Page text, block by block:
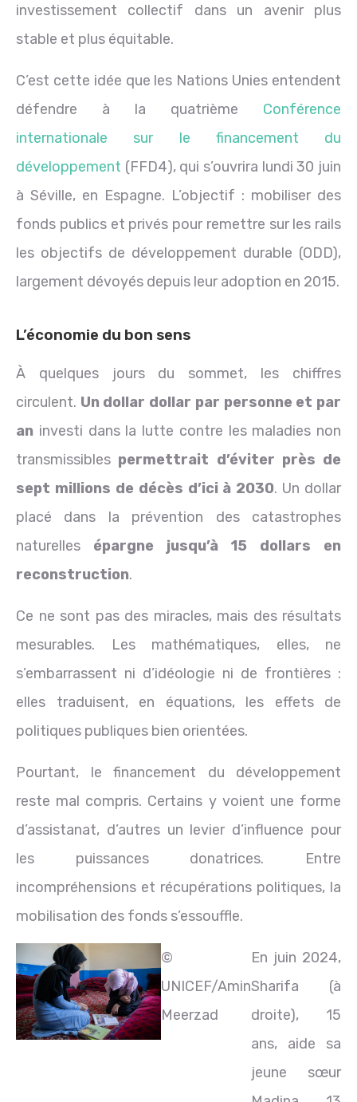
investissement collectif dans un avenir plus
stable et plus équitable.
C’est cette idée que les Nations Unies entendent
défendre à la quatrième Conférence
internationale sur le financement du
développement (FFD4), qui s’ouvrira lundi 30 juin
à Séville, en Espagne. L’objectif : mobiliser des
fonds publics et privés pour remettre sur les rails
les objectifs de développement durable (ODD),
largement dévoyés depuis leur adoption en 2015.
L’économie du bon sens
À quelques jours du sommet, les chiffres
circulent. Un dollar dollar par personne et par
an investi dans la lutte contre les maladies non
transmissibles permettrait d’éviter près de
sept millions de décès d’ici à 2030. Un dollar
placé dans la prévention des catastrophes
naturelles épargne jusqu’à 15 dollars en
reconstruction.
Ce ne sont pas des miracles, mais des résultats
mesurables. Les mathématiques, elles, ne
s’embarrassent ni d’idéologie ni de frontières :
elles traduisent, en équations, les effets de
politiques publiques bien orientées.
Pourtant, le financement du développement
reste mal compris. Certains y voient une forme
d’assistanat, d’autres un levier d’influence pour
les puissances donatrices. Entre
incompréhensions et récupérations politiques, la
mobilisation des fonds s’essouffle.
©
UNICEF/Amin
Meerzad
En juin 2024,
Sharifa (à
droite), 15
ans, aide sa
jeune sœur